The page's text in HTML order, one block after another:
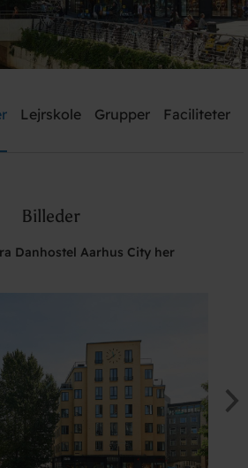
8610 1020
Lejrskole Grupper Faciliteter
Billeder
Danhostel Aarhus City her